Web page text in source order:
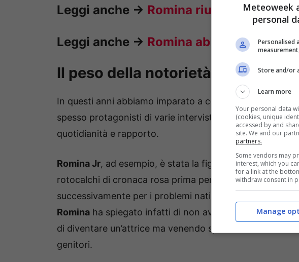
Leggi anche -> Romina riunisce la
Leggi anche -> Romina abbraccia di
Il peso della notorietà per Romina
In questi anni abbiamo imparato a conoscere tutti i
spesso protagonisti di varie interviste in occasione
quotidianità e rapporto.
Romina Jr, ad esempio, è stata la figlia che più di tutte
rotocalchi di cronaca rosa prima per la sua
successivamente per i problemi nati dall’uso di alcool e
Romina ha spiegato infatti di non aver retto il peso
di diventare un’attrice ma venendo spesso chiamata nei
genitori.
Meteoweek
personal
Personalised
Store and/or
Learn more
Your personal data
(cookies, unique
accessed by and
site. We and our
partners.
Some vendors may
interest, which you
for a link at the
withdraw consent in
Manage